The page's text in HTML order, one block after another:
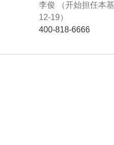
李俊 （开始担任本
12-19）
400-818-6666